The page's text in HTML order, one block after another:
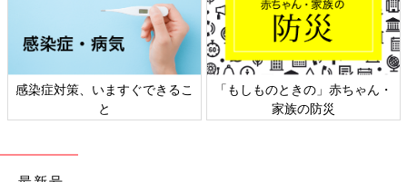
きるこ
「もしものときの」赤ちゃん・
日本外来小児科学会リ
ト検討会